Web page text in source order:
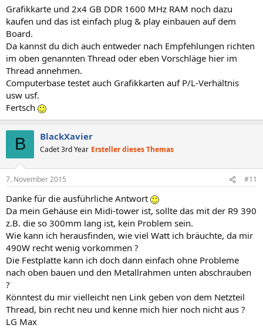
Grafikkarte und 2x4 GB DDR 1600 MHz RAM noch dazu
kaufen und das ist einfach plug & play einbauen auf dem
Board.
Da kannst du dich auch entweder nach Empfehlungen richten
im oben genannten Thread oder eben Vorschläge hier im
Thread annehmen.
Computerbase testet auch Grafikkarten auf P/L-Verhältnis
usw usf.
Fertsch
B BlackXavier
Cadet 3rd Year Ersteller dieses Themas
7. November 2015 #11
Danke für die ausführliche Antwort
Da mein Gehäuse ein Midi-tower ist, sollte das mit der R9 390
z.B. die so 300mm lang ist, kein Problem sein.
Wie kann ich herausfinden, wie viel Watt ich bräuchte, da mir
490W recht wenig vorkommen ?
Die Festplatte kann ich doch dann einfach ohne Probleme
nach oben bauen und den Metallrahmen unten abschrauben
?
Könntest du mir vielleicht nen Link geben von dem Netzteil
Thread, bin recht neu und kenne mich hier noch nicht aus ?
LG Max